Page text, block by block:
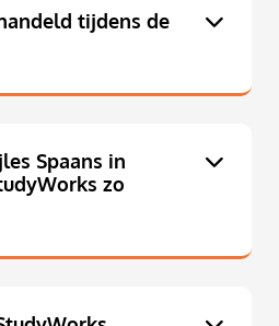
tijdens de
Spaans in
zo